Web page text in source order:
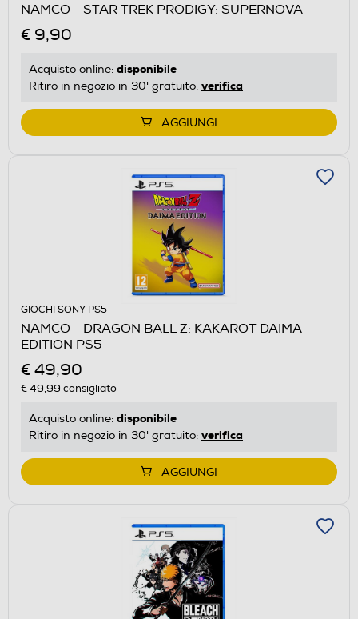
NAMCO - STAR TREK PRODIGY: SUPERNOVA
€ 9,90
Acquisto online: disponibile
Ritiro in negozio in 30' gratuito: verifica
AGGIUNGI
GIOCHI SONY PS5
NAMCO - DRAGON BALL Z: KAKAROT DAIMA
EDITION PS5
€ 49,90
€ 49,99 consigliato
Acquisto online: disponibile
Ritiro in negozio in 30' gratuito: verifica
AGGIUNGI